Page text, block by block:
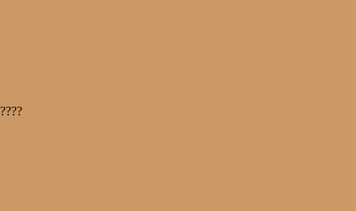
????